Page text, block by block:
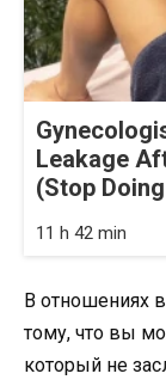
Leakage
(Stop
11 h 42 min
В отношениях
тому, что вы
который не